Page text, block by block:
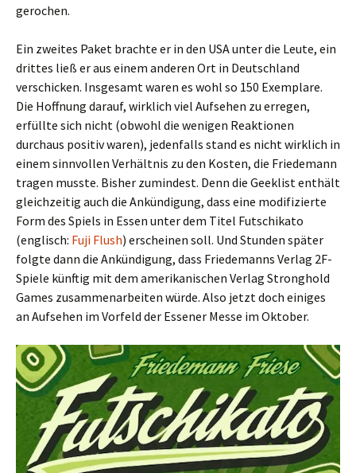
gerochen.
Ein zweites Paket brachte er in den USA unter die Leute, ein
drittes ließ er aus einem anderen Ort in Deutschland
verschicken. Insgesamt waren es wohl so 150 Exemplare.
Die Hoffnung darauf, wirklich viel Aufsehen zu erregen,
erfüllte sich nicht (obwohl die wenigen Reaktionen
durchaus positiv waren), jedenfalls stand es nicht wirklich in
einem sinnvollen Verhältnis zu den Kosten, die Friedemann
tragen musste. Bisher zumindest. Denn die Geeklist enthält
gleichzeitig auch die Ankündigung, dass eine modifizierte
Form des Spiels in Essen unter dem Titel Futschikato
(englisch: Fuji Flush) erscheinen soll. Und Stunden später
folgte dann die Ankündigung, dass Friedemanns Verlag 2F-
Spiele künftig mit dem amerikanischen Verlag Stronghold
Games zusammenarbeiten würde. Also jetzt doch einiges
an Aufsehen im Vorfeld der Essener Messe im Oktober.